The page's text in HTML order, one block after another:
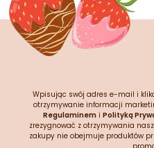
Wpisując swój adres e-mail i
otrzymywanie informacji
Regulaminem i Polityką
zrezygnować z otrzymywania
zakupy nie obejmuje produktów